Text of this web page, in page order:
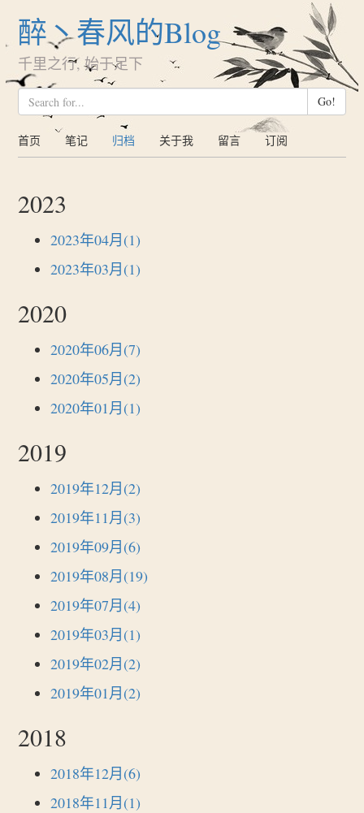
醉丶春风的Blog
千里之行, 始于足下
Go!
首页 笔记 归档 关于我 留言 订阅
2023
2023年04月(1)
2023年03月(1)
2020
2020年06月(7)
2020年05月(2)
2020年01月(1)
2019
2019年12月(2)
2019年11月(3)
2019年09月(6)
2019年08月(19)
2019年07月(4)
2019年03月(1)
2019年02月(2)
2019年01月(2)
2018
2018年12月(6)
2018年11月(1)